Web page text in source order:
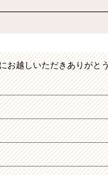
お越しいただきありがと